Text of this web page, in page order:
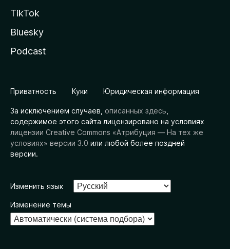
TikTok
Bluesky
Podcast
Приватность Куки Юридическая информация
За исключением случаев, описанных здесь
содержимое этого сайта лицензировано на условиях
лицензии Creative Commons «Атрибуция — На тех же
условиях» версии 3.0 или любой более поздней
версии.
Изменить язык
Изменение темы